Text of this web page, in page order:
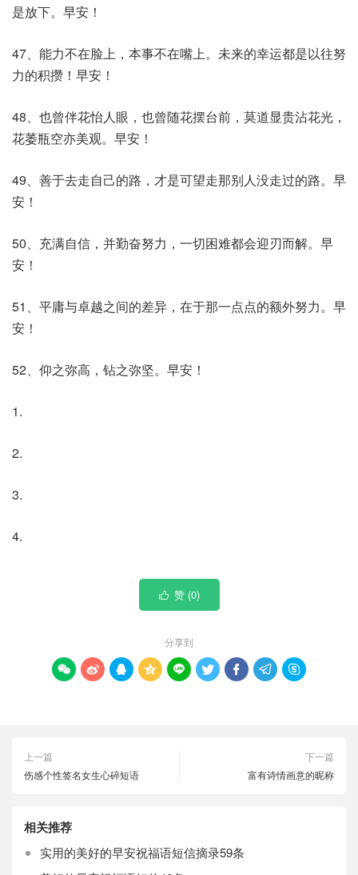
是放下。早安！
47、能力不在脸上，本事不在嘴上。未来的幸运都是以往努
力的积攒！早安！
48、也曾伴花怡人眼，也曾随花摆台前，莫道显贵沾花光，
花萎瓶空亦美观。早安！
49、善于去走自己的路，才是可望走那别人没走过的路。早
安！
50、充满自信，并勤奋努力，一切困难都会迎刃而解。早
安！
51、平庸与卓越之间的差异，在于那一点点的额外努力。早
安！
52、仰之弥高，钻之弥坚。早安！
1.
2.
3.
4.
 赞 (0)
分享到
        
上一篇
伤感个性签名女生心碎短语
下一篇
富有诗情画意的昵称
相关推荐
实用的美好的早安祝福语短信摘录59条